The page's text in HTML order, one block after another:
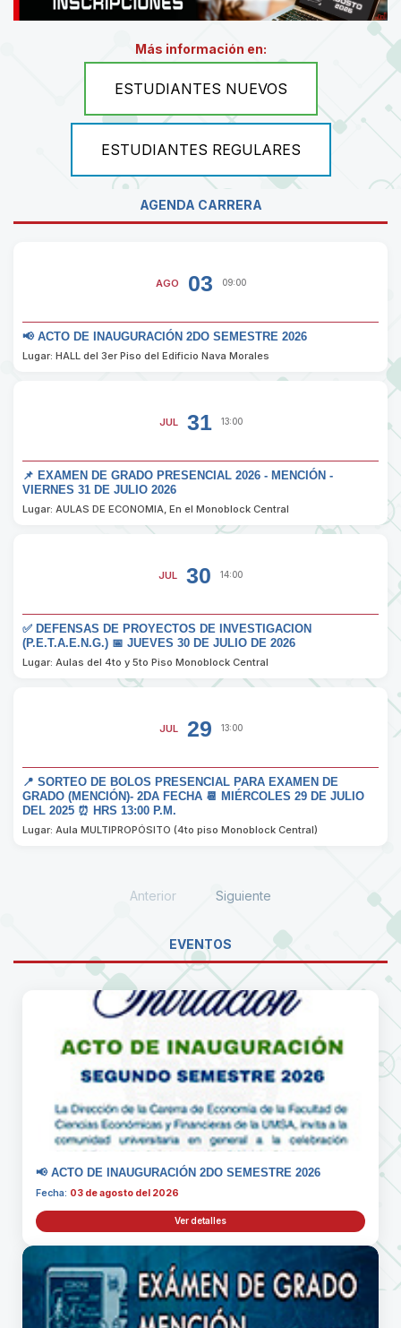
Más información en:
ESTUDIANTES NUEVOS
ESTUDIANTES REGULARES
AGENDA CARRERA
AGO 03 09:00
📢 ACTO DE INAUGURACIÓN 2DO SEMESTRE 2026
Lugar: HALL del 3er Piso del Edificio Nava Morales
JUL 31 13:00
📌 EXAMEN DE GRADO PRESENCIAL 2026 - MENCIÓN -
VIERNES 31 DE JULIO 2026
Lugar: AULAS DE ECONOMIA, En el Monoblock Central
JUL 30 14:00
✅ DEFENSAS DE PROYECTOS DE INVESTIGACION
(P.E.T.A.E.N.G.) 📅 JUEVES 30 DE JULIO DE 2026
Lugar: Aulas del 4to y 5to Piso Monoblock Central
JUL 29 13:00
📍 SORTEO DE BOLOS PRESENCIAL PARA EXAMEN DE
GRADO (MENCIÓN)- 2DA FECHA 📆 MIÉRCOLES 29 DE JULIO
DEL 2025 ⏰ HRS 13:00 P.M.
Lugar: Aula MULTIPROPÓSITO (4to piso Monoblock Central)
Anterior Siguiente
EVENTOS
📢 ACTO DE INAUGURACIÓN 2DO SEMESTRE 2026
Fecha: 03 de agosto del 2026
Ver detalles